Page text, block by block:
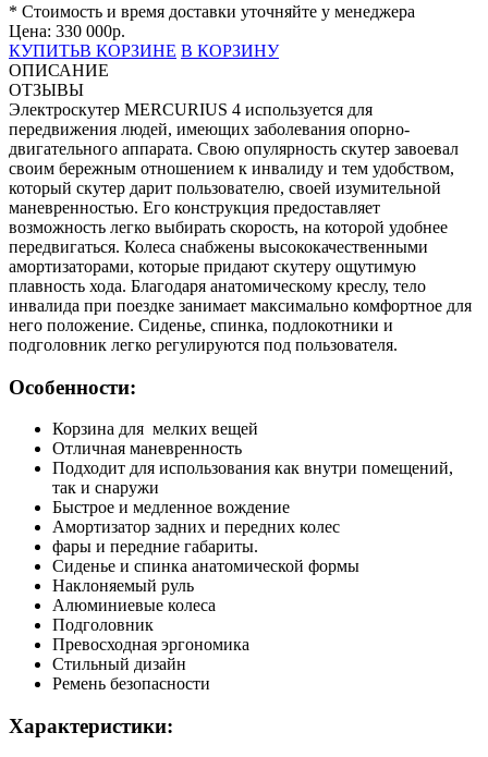
* Стоимость и время доставки уточняйте у менеджера
Цена: 330 000р.
КУПИТЬВ КОРЗИНЕ В КОРЗИНУ
ОПИСАНИЕ
ОТЗЫВЫ
Электроскутер MERCURIUS 4 используется для
передвижения людей, имеющих заболевания опорно-
двигательного аппарата. Свою опулярность скутер завоевал
своим бережным отношением к инвалиду и тем удобством,
который скутер дарит пользователю, своей изумительной
маневренностью. Его конструкция предоставляет
возможность легко выбирать скорость, на которой удобнее
передвигаться. Колеса снабжены высококачественными
амортизаторами, которые придают скутеру ощутимую
плавность хода. Благодаря анатомическому креслу, тело
инвалида при поездке занимает максимально комфортное для
него положение. Сиденье, спинка, подлокотники и
подголовник легко регулируются под пользователя.
Особенности:
Корзина для мелких вещей
Отличная маневренность
Подходит для использования как внутри помещений,
так и снаружи
Быстрое и медленное вождение
Амортизатор задних и передних колес
фары и передние габариты.
Сиденье и спинка анатомической формы
Наклоняемый руль
Алюминиевые колеса
Подголовник
Превосходная эргономика
Стильный дизайн
Ремень безопасности
Характеристики: